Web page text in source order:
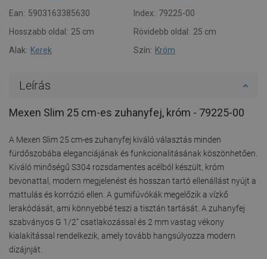
Ean: 5903163385630 Index: 79225-00
Hosszabb oldal: 25 cm Rövidebb oldal: 25 cm
Alak: Kerek Szín: Króm
Leírás
Mexen Slim 25 cm-es zuhanyfej, króm - 79225-00
A Mexen Slim 25 cm-es zuhanyfej kiváló választás minden
fürdőszobába eleganciájának és funkcionalitásának köszönhetően.
Kiváló minőségű S304 rozsdamentes acélból készült, króm
bevonattal, modern megjelenést és hosszan tartó ellenállást nyújt a
mattulás és korrózió ellen. A gumifúvókák megelőzik a vízkő
lerakódását, ami könnyebbé teszi a tisztán tartását. A zuhanyfej
szabványos G 1/2" csatlakozással és 2 mm vastag vékony
kialakítással rendelkezik, amely tovább hangsúlyozza modern
dizájnját.